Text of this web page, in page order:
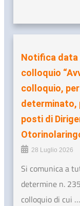
Notifica data
colloquio
colloquio,
determinato,
posti di
28 Luglio 2026
Si comunica a
determine n.
colloquio di cui …